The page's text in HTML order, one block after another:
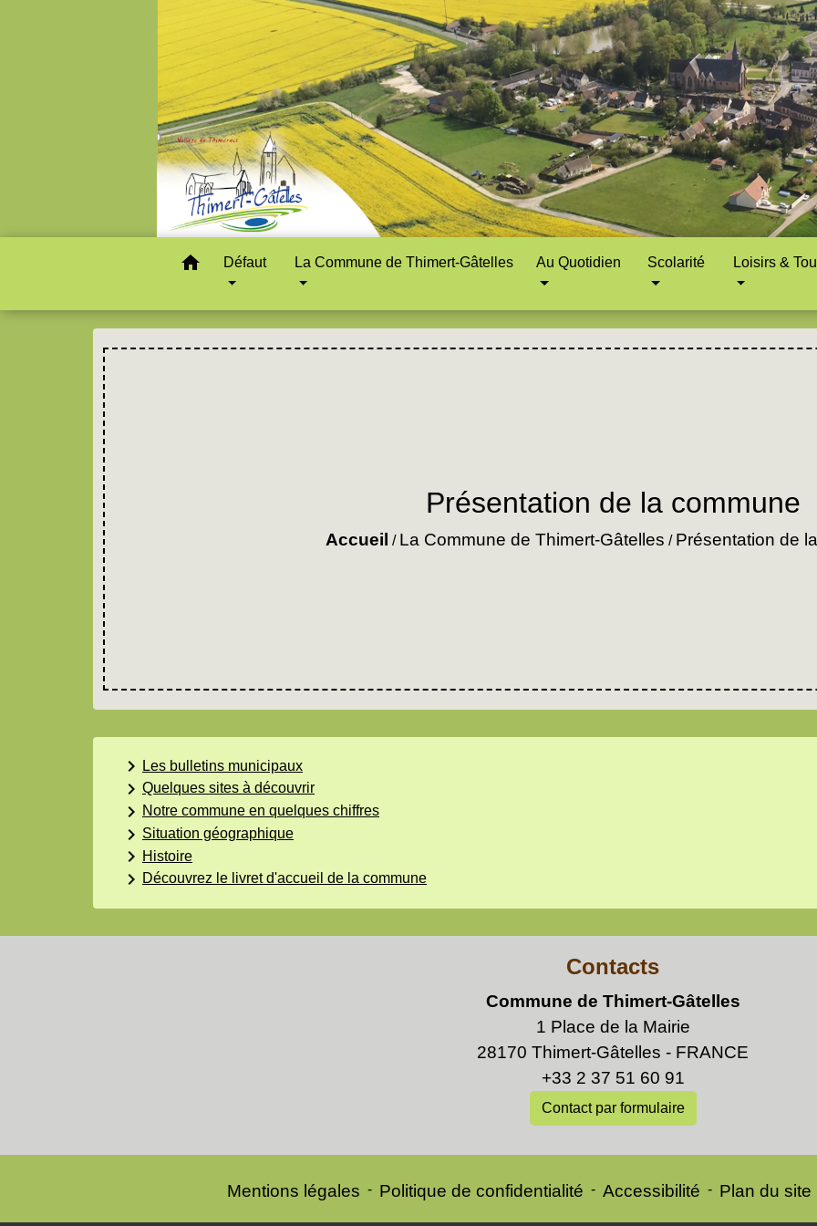
home Défaut La Commune de Thimert-Gâtelles Au Quotidien Scolarité Loisirs &
Présentation de la commune
Accueil / La Commune de Thimert-Gâtelles / Présentation de
keyboard_arrow_right Les bulletins municipaux
keyboard_arrow_right Quelques sites à découvrir
keyboard_arrow_right Notre commune en quelques chiffres
keyboard_arrow_right Situation géographique
keyboard_arrow_right Histoire
keyboard_arrow_right Découvrez le livret d'accueil de la commune
Contacts
Commune de Thimert-Gâtelles
1 Place de la Mairie
28170 Thimert-Gâtelles - FRANCE
+33 2 37 51 60 91
Contact par formulaire
Mentions légales - Politique de confidentialité - Accessibilité - Plan du site